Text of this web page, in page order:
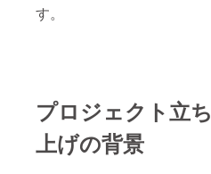
す。
プロジェクト立ち
上げの背景